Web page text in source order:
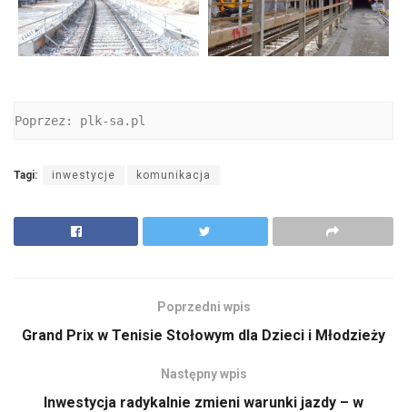
Poprzez: plk-sa.pl
Tagi: inwestycje komunikacja
Poprzedni wpis
Grand Prix w Tenisie Stołowym dla Dzieci i Młodzieży
Następny wpis
Inwestycja radykalnie zmieni warunki jazdy – w